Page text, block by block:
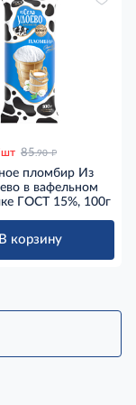
85.90 д
пломбир Из
в вафельном
ГОСТ 15%, 100г
В корзину